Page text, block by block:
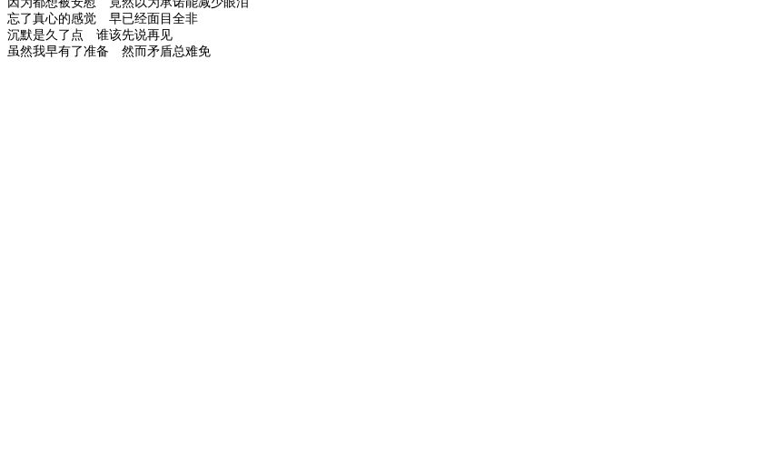
忘了真心的感觉 早已经面目全非
沉默是久了点 谁该先说再见
虽然我早有了准备 然而矛盾总难免